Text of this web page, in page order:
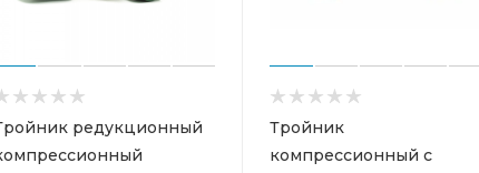
редукционный
Тройник
компрессионный с